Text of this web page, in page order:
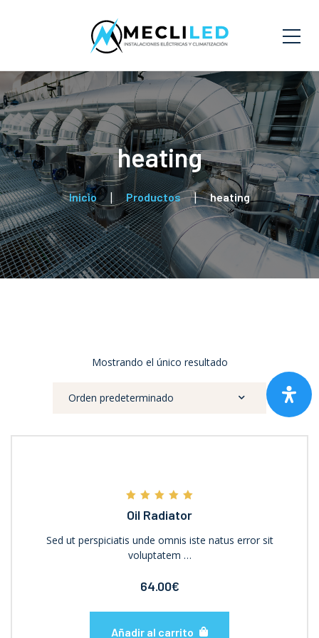
heating
Inicio Productos heating
Mostrando el único resultado
5.00
Oil Radiator
Sed ut perspiciatis unde omnis iste natus error sit
voluptatem …
64.00€
Añadir al carrito